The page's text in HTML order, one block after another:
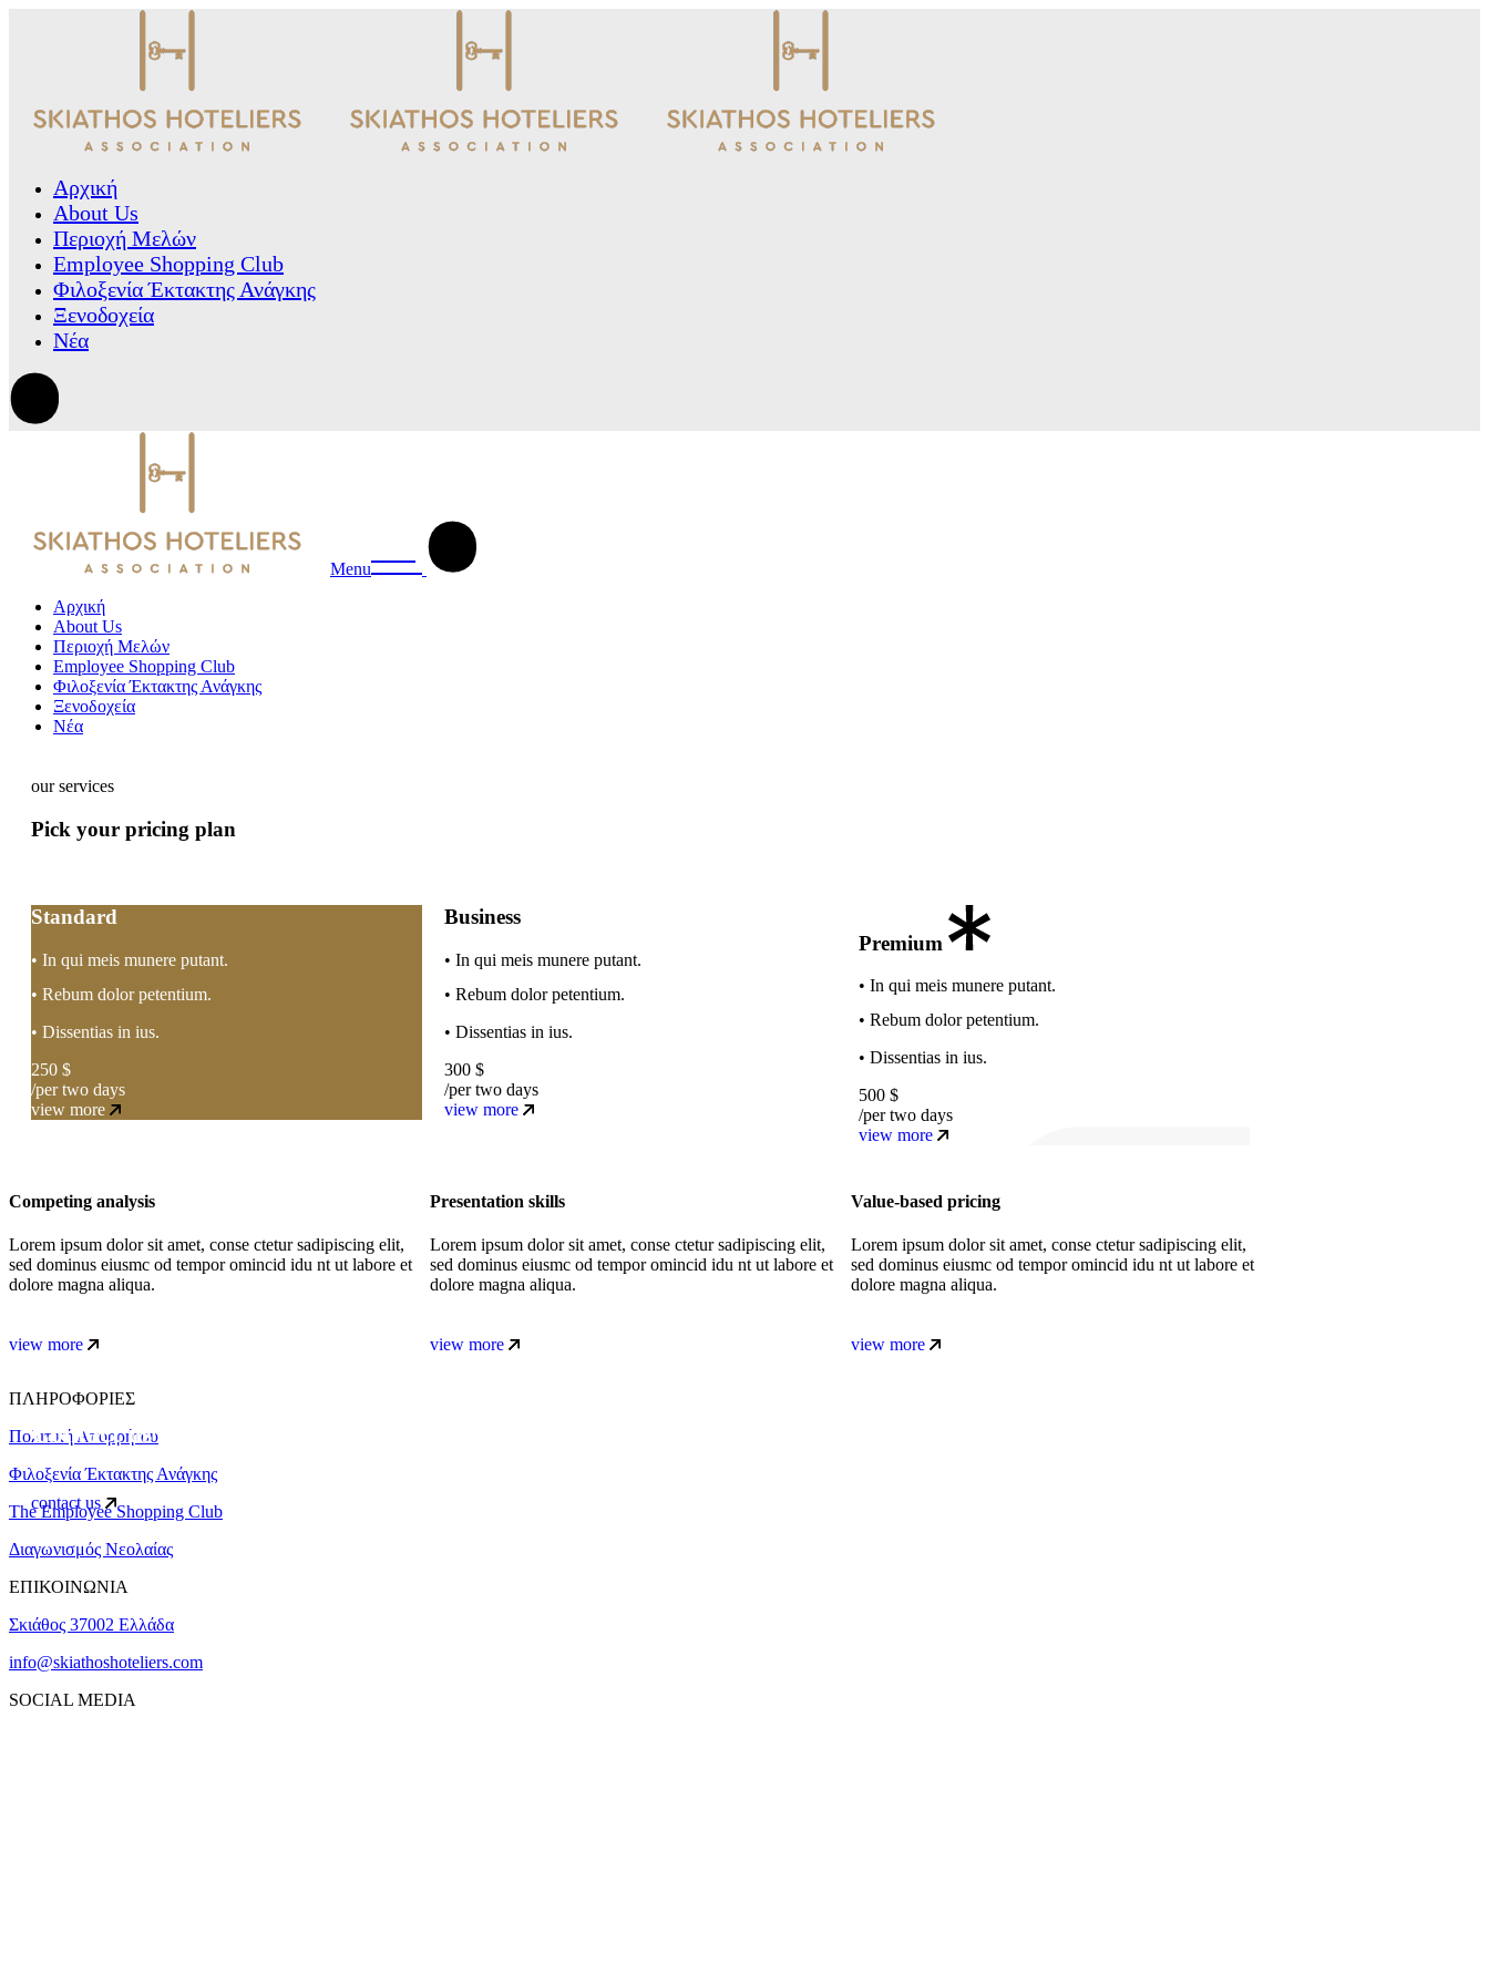
Αρχική
About Us
Περιοχή Μελών
Employee Shopping Club
Φιλοξενία Έκτακτης Ανάγκης
Ξενοδοχεία
Νέα
Menu
Αρχική
About Us
Περιοχή Μελών
Employee Shopping Club
Φιλοξενία Έκτακτης Ανάγκης
Ξενοδοχεία
Νέα
our services
Pick your pricing plan
Standard
• In qui meis munere putant.
• Rebum dolor petentium.
• Dissentias in ius.
250 $
/per two days
view more
Business
• In qui meis munere putant.
• Rebum dolor petentium.
• Dissentias in ius.
300 $
/per two days
view more
Premium
• In qui meis munere putant.
• Rebum dolor petentium.
• Dissentias in ius.
500 $
/per two days
view more
Competing analysis
Lorem ipsum dolor sit amet, conse ctetur sadipiscing elit,
sed dominus eiusmc od tempor omincid idu nt ut labore et
dolore magna aliqua.
view more
Presentation skills
Lorem ipsum dolor sit amet, conse ctetur sadipiscing elit,
sed dominus eiusmc od tempor omincid idu nt ut labore et
dolore magna aliqua.
view more
Value-based pricing
Lorem ipsum dolor sit amet, conse ctetur sadipiscing elit,
sed dominus eiusmc od tempor omincid idu nt ut labore et
dolore magna aliqua.
view more
Contact us today and get 15% off your next consultation
contact us
ΠΛΗΡΟΦΟΡΙΕΣ
Πολιτική Απορρήτου
Φιλοξενία Έκτακτης Ανάγκης
The Employee Shopping Club
Διαγωνισμός Νεολαίας
ΕΠΙΚΟΙΝΩΝΙΑ
Σκιάθος 37002 Ελλάδα
info@skiathoshoteliers.com
SOCIAL MEDIA